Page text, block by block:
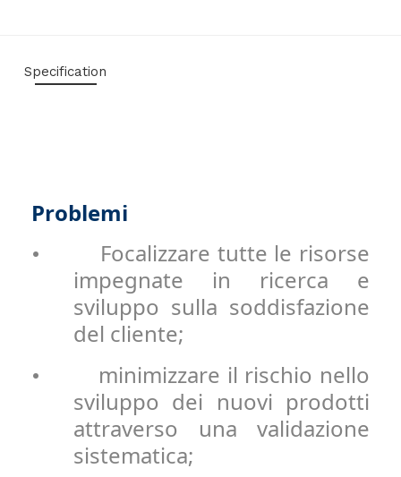
Specification
Problemi
•
Focalizzare tutte le risorse
impegnate in ricerca e
sviluppo sulla soddisfazione
del cliente;
•
minimizzare il rischio nello
sviluppo dei nuovi prodotti
attraverso una validazione
sistematica;